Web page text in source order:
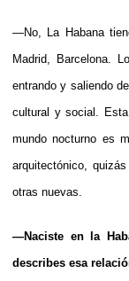
—No, La Habana
Madrid, Barcelona.
entrando y saliendo
cultural y social.
mundo nocturno es
arquitectónico,
otras nuevas.
—Naciste en la
describes esa